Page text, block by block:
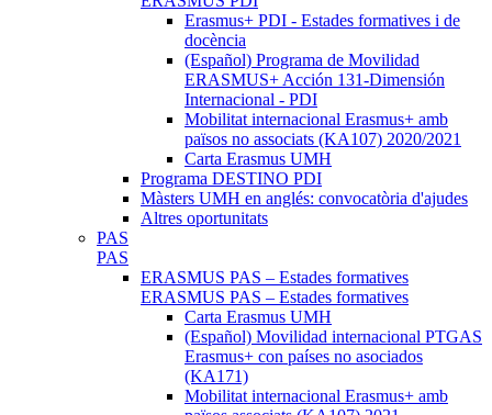
Erasmus+ PDI - Estades formatives i de
docència
(Español) Programa de Movilidad
ERASMUS+ Acción 131-Dimensión
Internacional - PDI
Mobilitat internacional Erasmus+ amb
països no associats (KA107) 2020/2021
Carta Erasmus UMH
Programa DESTINO PDI
Màsters UMH en anglés: convocatòria d'ajudes
Altres oportunitats
PAS
PAS
ERASMUS PAS – Estades formatives
ERASMUS PAS – Estades formatives
Carta Erasmus UMH
(Español) Movilidad internacional PTGAS
Erasmus+ con países no asociados
(KA171)
Mobilitat internacional Erasmus+ amb